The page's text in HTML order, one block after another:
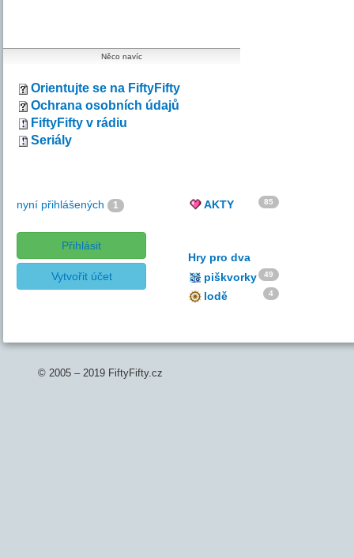
Něco navíc
Orientujte se na FiftyFifty
Ochrana osobních údajů
FiftyFifty v rádiu
Seriály
nyní přihlášených 1
Přihlásit
Vytvořit účet
AKTY 85
Hry pro dva
piškvorky
49
lodě 4
© 2005 – 2019 FiftyFifty.cz